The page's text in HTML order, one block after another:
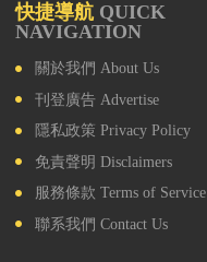
快捷導航 QUICK
NAVIGATION
關於我們 About Us
刊登廣告 Advertise
隱私政策 Privacy Policy
免責聲明 Disclaimers
服務條款 Terms of Service
聯系我們 Contact Us